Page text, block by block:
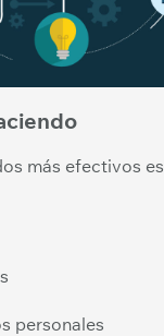
más efectivos
personales